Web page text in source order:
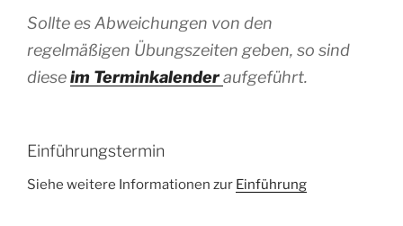
Sollte es Abweichungen von den
regelmäßigen Übungszeiten geben, so sind
dieseim Terminkalenderaufgeführt.
Einführungstermin
Siehe weitere Informationen zur Einführung